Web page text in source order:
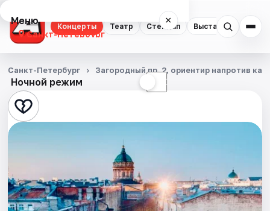
Концерты Театр Стендап Выставки
Меню ×
Санкт-Петербург
Концерты
Театр
Стендап
Квесты
Экскурсии
Ночной режим ☾
Санкт-Петербург Загородный пр. 2, ориентир напротив